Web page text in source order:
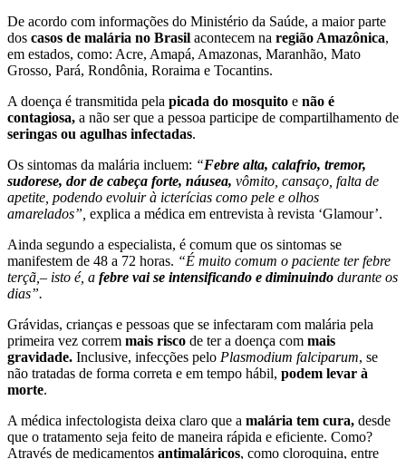
De acordo com informações do Ministério da Saúde, a maior parte
dos casos de malária no Brasil acontecem na região Amazônica,
em estados, como: Acre, Amapá, Amazonas, Maranhão, Mato
Grosso, Pará, Rondônia, Roraima e Tocantins.
A doença é transmitida pela picada do mosquito e não é
contagiosa, a não ser que a pessoa participe de compartilhamento de
seringas ou agulhas infectadas.
Os sintomas da malária incluem: “Febre alta, calafrio, tremor,
sudorese, dor de cabeça forte, náusea, vômito, cansaço, falta de
apetite, podendo evoluir à icterícias como pele e olhos
amarelados”, explica a médica em entrevista à revista ‘Glamour’.
Ainda segundo a especialista, é comum que os sintomas se
manifestem de 48 a 72 horas. “É muito comum o paciente ter febre
terçã,– isto é, a febre vai se intensificando e diminuindo durante os
dias”.
Grávidas, crianças e pessoas que se infectaram com malária pela
primeira vez correm mais risco de ter a doença com mais
gravidade. Inclusive, infecções pelo Plasmodium falciparum, se
não tratadas de forma correta e em tempo hábil, podem levar à
morte.
A médica infectologista deixa claro que a malária tem cura, desde
que o tratamento seja feito de maneira rápida e eficiente. Como?
Através de medicamentos antimaláricos, como cloroquina, entre